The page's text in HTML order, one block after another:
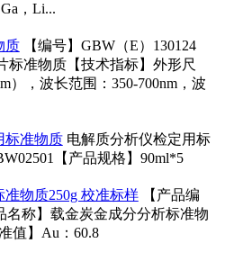
，Li...
质【编号】GBW（E）130124
标准物质【技术指标】外形尺
），波长范围：350-700nm，波
标准物质电解质分析仪检定用标
【产品规格】90ml*5
物质250g 校准标样【产品编
名称】载金炭金成分分析标准物
值】Au：60.8